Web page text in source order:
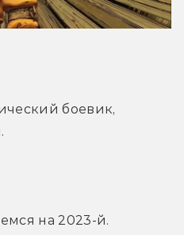
боевик,
на 2023-й.